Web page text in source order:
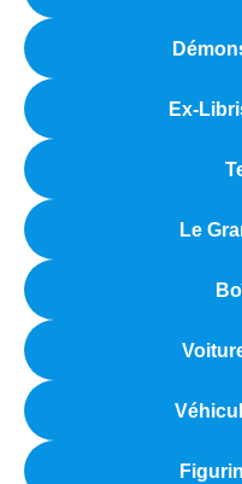
Ex-
Le